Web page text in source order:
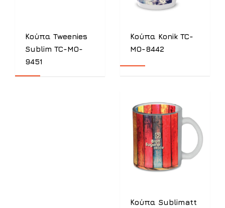
Κούπα Tweenies
Sublim TC-MO-
9451
Κούπα Konik TC-
MO-8442
Κούπα Sublimatt